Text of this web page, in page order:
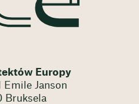
Europy
Emile Janson
Bruksela